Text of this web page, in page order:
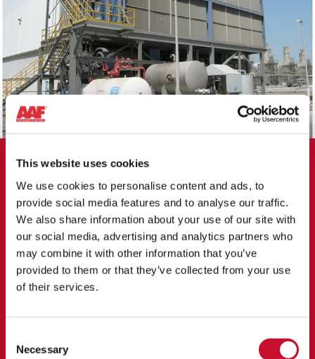
This website uses cookies
We use cookies to personalise content and ads, to
provide social media features and to analyse our traffic.
We also share information about your use of our site with
our social media, advertising and analytics partners who
may combine it with other information that you’ve
provided to them or that they’ve collected from your use
of their services.
Selection
Necessary
FALLSTUDIE
AAF’s ASC System transforms GT
performance in the UAE
Der betreffende Standort betreibt mehrere Gasturbinen in
einer Aluminiumhütte in Dubai, VAE. Ursprünglich waren sie alle
mit Rückwärtsimpuls-Patronensystemen ausgestattet, wobei